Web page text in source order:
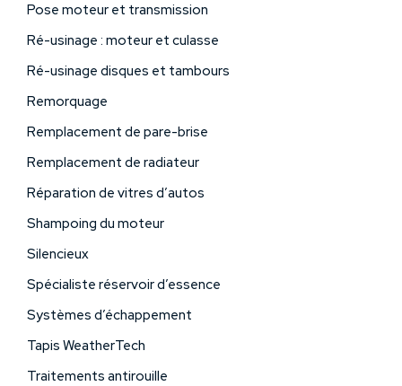
Pose moteur et transmission
Ré-usinage : moteur et culasse
Ré-usinage disques et tambours
Remorquage
Remplacement de pare-brise
Remplacement de radiateur
Réparation de vitres d’autos
Shampoing du moteur
Silencieux
Spécialiste réservoir d’essence
Systèmes d’échappement
Tapis WeatherTech
Traitements antirouille